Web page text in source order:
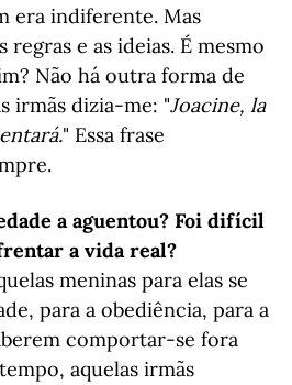
era indiferente. Mas
regras e as ideias. É mesmo
Não há outra forma de
irmãs dizia-me: "Joacine, la
" Essa frase
a aguentou? Foi difícil
a vida real?
meninas para elas se
para a obediência, para a
comportar-se fora
aquelas irmãs